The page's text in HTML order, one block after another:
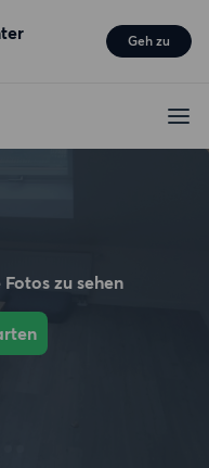
Geh zu
zu sehen